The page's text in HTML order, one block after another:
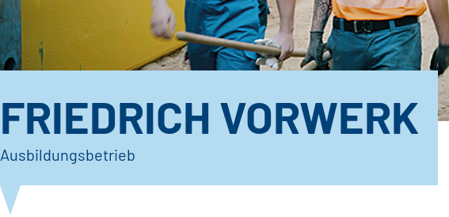
FRIEDRICH VORWERK
Ausbildungsbetrieb